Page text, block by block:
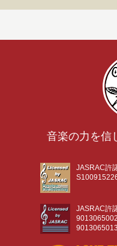
音楽の力を信
JASRAC許
JASRAC許